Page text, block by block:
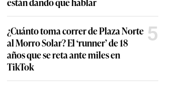
¿Cuánto toma correr de Plaza Norte
al Morro Solar? El ‘runner’ de 18
años que se reta ante miles en
TikTok
5